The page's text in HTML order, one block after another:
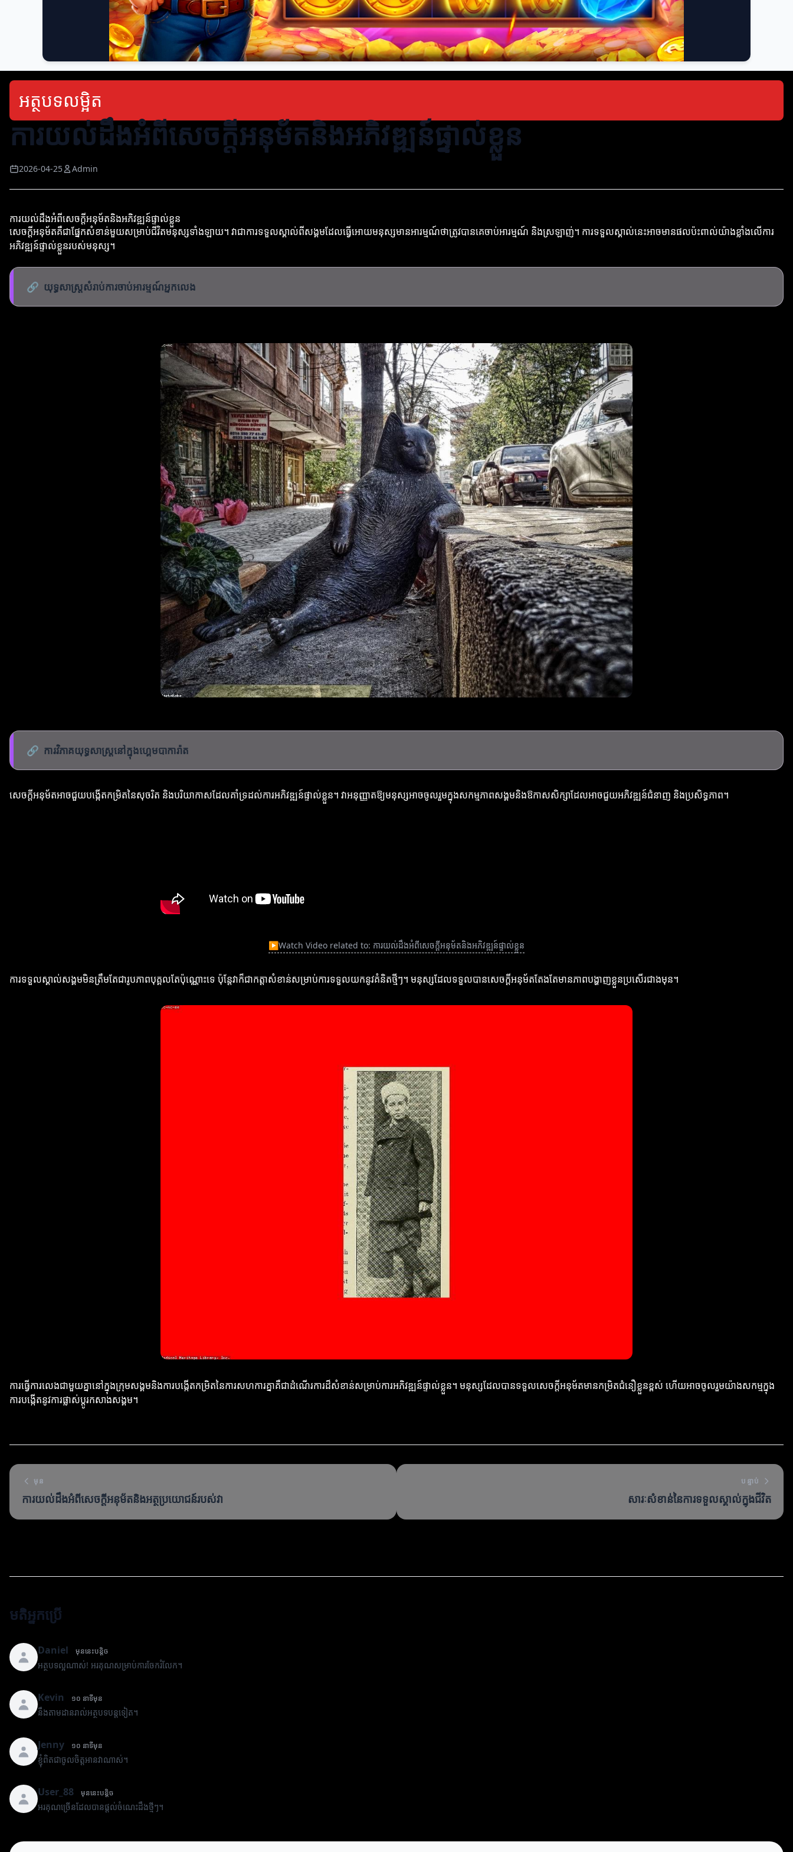
អត្ថបទលម្អិត
ការយល់ដឹងអំពីសេចក្ដីអនុម័តនិងអភិវឌ្ឍន៍ផ្ទាល់ខ្លួន
2026-04-25 Admin
ការយល់ដឹងអំពីសេចក្ដីអនុម័តនិងអភិវឌ្ឍន៍ផ្ទាល់ខ្លួន
សេចក្ដីអនុម័តគឺជាផ្នែកសំខាន់មួយសម្រាប់ជីវិតមនុស្សទាំងឡាយ។ វាជាការទទួលស្គាល់ពីសង្គមដែលធ្វើអោយមនុស្សមានអារម្មណ៍ថាត្រូវបានគេចាប់អារម្មណ៍ និងស្រឡាញ់។ ការទទួលស្គាល់នេះអាចមានផលប៉ះពាល់យ៉ាងខ្លាំងលើការ
អភិវឌ្ឍន៍ផ្ទាល់ខ្លួនរបស់មនុស្ស។
🔗 យុទ្ធសាស្ត្រសំរាប់ការចាប់អារម្មណ៍អ្នកលេង
🔗 ការវិភាគយុទ្ធសាស្ត្រនៅក្នុងហ្គេមបាការ៉ាត
សេចក្ដីអនុម័តអាចជួយបង្កើតកម្រិតនៃសុចរិត និងបរិយាកាសដែលគាំទ្រដល់ការអភិវឌ្ឍន៍ផ្ទាល់ខ្លួន។ វាអនុញ្ញាតឱ្យមនុស្សអាចចូលរួមក្នុងសកម្មភាពសង្គមនិងឱកាសសិក្សាដែលអាចជួយអភិវឌ្ឍន៍ជំនាញ និងប្រសិទ្ធភាព។
▶Watch Video related to: ការយល់ដឹងអំពីសេចក្ដីអនុម័តនិងអភិវឌ្ឍន៍ផ្ទាល់ខ្លួន
ការទទួលស្គាល់សង្គមមិនត្រឹមតែជារូបភាពបុគ្គលតែប៉ុណ្ណោះទេ ប៉ុន្តែវាក៏ជាកត្តាសំខាន់សម្រាប់ការទទួលយកនូវគំនិតថ្មីៗ។ មនុស្សដែលទទួលបានសេចក្ដីអនុម័តតែងតែមានភាពបង្ហាញខ្លួនប្រសើរជាងមុន។
ការធ្វើការលេងជាមួយគ្នានៅក្នុងក្រុមសង្គមនិងការបង្កើតកម្រិតនៃការសហការគ្នាគឺជាដំណើរការដ៏សំខាន់សម្រាប់ការអភិវឌ្ឍន៍ផ្ទាល់ខ្លួន។ មនុស្សដែលបានទទួលសេចក្ដីអនុម័តមានកម្រិតជំនឿខ្លួនខ្ពស់ ហើយអាចចូលរួមយ៉ាងសកម្មក្នុង
ការបង្កើតនូវការផ្លាស់ប្តូរកសាងសង្គម។
មុន
ការយល់ដឹងអំពីសេចក្ដីអនុម័តនិងអត្ថប្រយោជន៍របស់វា
បន្ទាប់
សារៈសំខាន់នៃការទទួលស្គាល់ក្នុងជីវិត
មតិអ្នកប្រើ
Daniel មុននេះបន្តិច
អត្ថបទល្អណាស់! អរគុណសម្រាប់ការចែករំលែក។
Kevin ១០ នាទីមុន
នឹងតាមដានរាល់អត្ថបទបន្តទៀត។
Jenny ១០ នាទីមុន
ខ្ញុំពិតជាចូលចិត្តអានវាណាស់។
User_88 មុននេះបន្តិច
អរគុណច្រើនដែលបានផ្តល់ចំណេះដឹងថ្មីៗ។